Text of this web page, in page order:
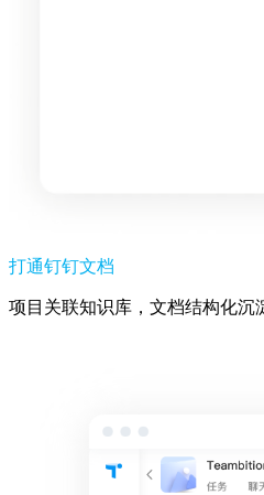
打通钉钉文档
项目关联知识库，文档结构化沉